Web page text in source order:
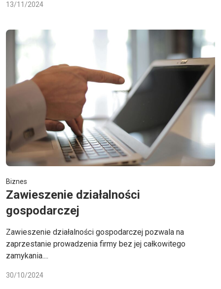
13/11/2024
Biznes
Zawieszenie działalności
gospodarczej
Zawieszenie działalności gospodarczej pozwala na
zaprzestanie prowadzenia firmy bez jej całkowitego
zamykania....
30/10/2024